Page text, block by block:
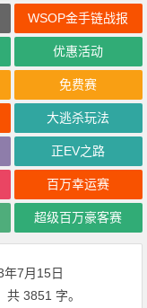
WSOP金手链战报
优惠活动
免费赛
大逃杀玩法
正EV之路
百万幸运赛
超级百万豪客赛
7月15日
共 3851 字。